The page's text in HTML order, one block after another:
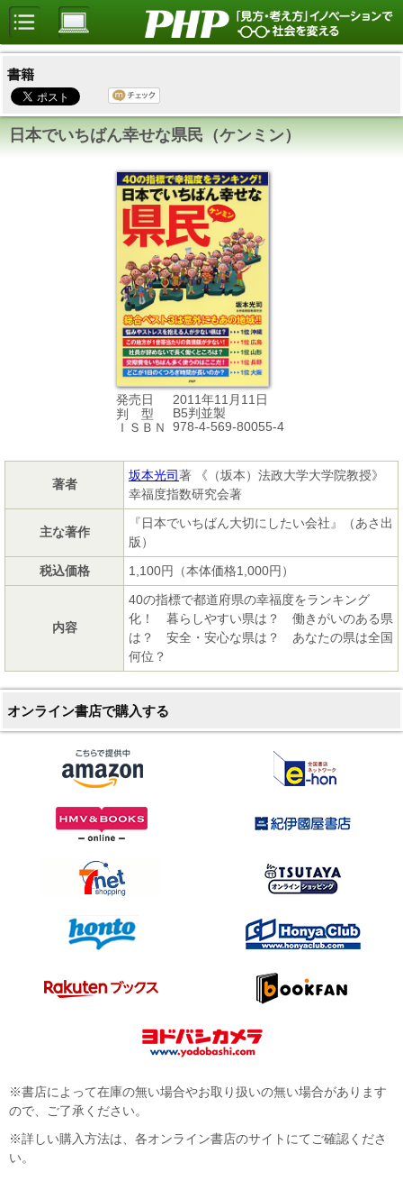
書籍
日本でいちばん幸せな県民（ケンミン）
発売日
2011年11月11日
判 型
B5判並製
ＩＳＢＮ
978-4-569-80055-4
著者
坂本光司著 《（坂本）法政大学大学院教授》
幸福度指数研究会著
主な著作
『日本でいちばん大切にしたい会社』（あさ出
版）
税込価格
1,100円（本体価格1,000円）
内容
40の指標で都道府県の幸福度をランキング
化！ 暮らしやすい県は？ 働きがいのある県
は？ 安全・安心な県は？ あなたの県は全国
何位？
オンライン書店で購入する
※書店によって在庫の無い場合やお取り扱いの無い場合があります
ので、ご了承ください。
※詳しい購入方法は、各オンライン書店のサイトにてご確認くださ
い。